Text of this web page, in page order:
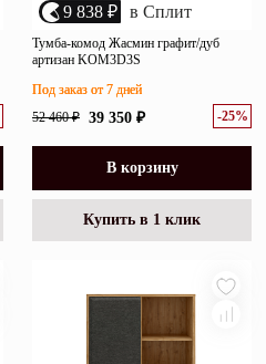
9 838 ₽ в Сплит
Тумба-комод Жасмин графит/дуб
артизан KOM3D3S
52 460 ₽ 39 350 ₽ -25%
Под заказ от 7 дней
В корзину
Купить в 1 клик